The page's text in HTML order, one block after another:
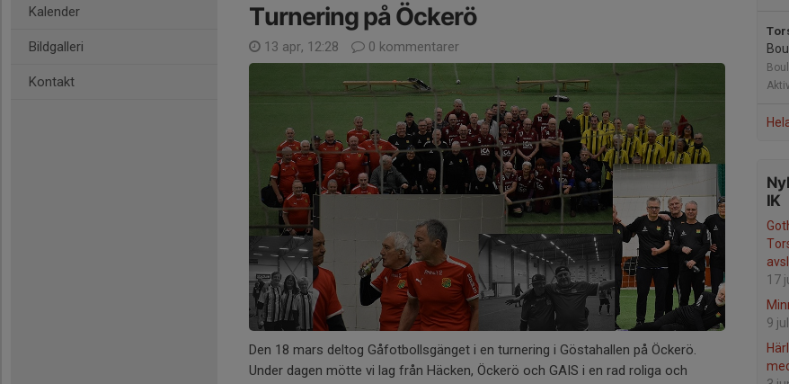
Kalender
Bildgalleri
Kontakt
IK
17
9 jul
Turnering på Öckerö
13 apr, 12:28 0 kommentarer
Den 18 mars deltog Gåfotbollsgänget i en turnering i Göstahallen på Öckerö.
Under dagen mötte vi lag från Häcken, Öckerö och GAIS i en rad roliga och